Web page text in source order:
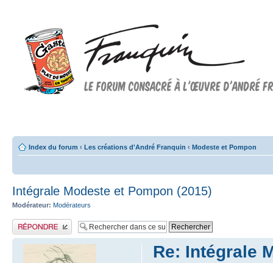
Index du forum ‹ Les créations d'André Franquin ‹ Modeste et Pompon
Intégrale Modeste et Pompon (2015)
Modérateur: Modérateurs
Publier une réponse
Re: Intégrale